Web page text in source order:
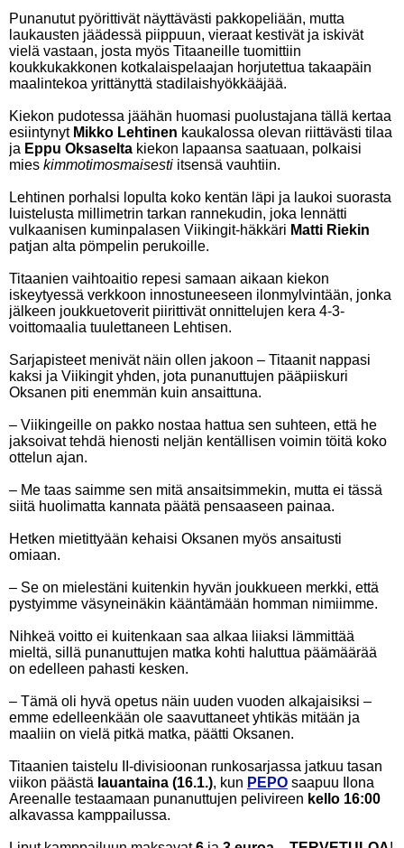
Punanutut pyörittivät näyttävästi pakkopeliään, mutta
laukausten jäädessä piippuun, vieraat kestivät ja iskivät
vielä vastaan, josta myös Titaaneille tuomittiin
koukkukakkonen kotkalaispelaajan horjutettua takaapäin
maalintekoa yrittänyttä stadilaishyökkääjää.
Kiekon pudotessa jäähän huomasi puolustajana tällä kertaa
esiintynyt Mikko Lehtinen kaukalossa olevan riittävästi tilaa
ja Eppu Oksaselta kiekon lapaansa saatuaan, polkaisi
mies kimmotimosmaisesti itsensä vauhtiin.
Lehtinen porhalsi lopulta koko kentän läpi ja laukoi suorasta
luistelusta millimetrin tarkan rannekudin, joka lennätti
vulkaanisen kuminpalasen Viikingit-häkkäri Matti Riekin
patjan alta pömpelin perukoille.
Titaanien vaihtoaitio repesi samaan aikaan kiekon
iskeytyessä verkkoon innostuneeseen ilonmylvintään, jonka
jälkeen joukkuetoverit piirittivät onnittelujen kera 4-3-
voittomaalia tuulettaneen Lehtisen.
Sarjapisteet menivät näin ollen jakoon – Titaanit nappasi
kaksi ja Viikingit yhden, jota punanuttujen pääpiiskuri
Oksanen piti enemmän kuin ansaittuna.
– Viikingeille on pakko nostaa hattua sen suhteen, että he
jaksoivat tehdä hienosti neljän kentällisen voimin töitä koko
ottelun ajan.
– Me taas saimme sen mitä ansaitsimmekin, mutta ei tässä
siitä huolimatta kannata päätä pensaaseen painaa.
Hetken mietittyään kehaisi Oksanen myös ansaitusti
omiaan.
– Se on mielestäni kuitenkin hyvän joukkueen merkki, että
pystyimme väsyneinäkin kääntämään homman nimiimme.
Nihkeä voitto ei kuitenkaan saa alkaa liiaksi lämmittää
mieltä, sillä punanuttujen matka kohti haluttua päämäärää
on edelleen pahasti kesken.
– Tämä oli hyvä opetus näin uuden vuoden alkajaisiksi –
emme edelleenkään ole saavuttaneet yhtikäs mitään ja
maaliin on vielä pitkä matka, päätti Oksanen.
Titaanien taistelu II-divisioonan runkosarjassa jatkuu tasan
viikon päästä lauantaina (16.1.), kun PEPO saapuu Ilona
Areenalle testaamaan punanuttujen pelivireen kello 16:00
alkavassa kamppailussa.